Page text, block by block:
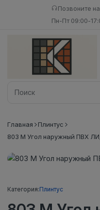
Позвоните
Пн-Пт 09:00-
Главная
Плинтус
803 М Угол наружный ПВХ
Категория:Плинтус